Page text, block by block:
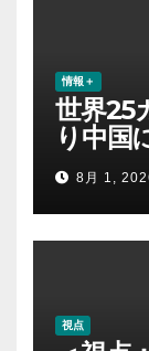
情報＋
世界25
り中国
めて多
8月 1,
視点